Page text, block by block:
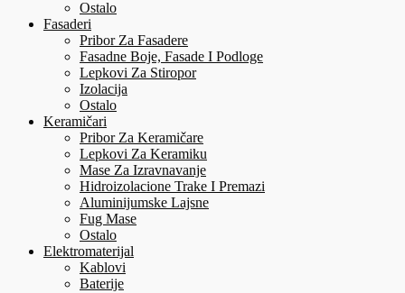
Ostalo
Fasaderi
Pribor Za Fasadere
Fasadne Boje, Fasade I Podloge
Lepkovi Za Stiropor
Izolacija
Ostalo
Keramičari
Pribor Za Keramičare
Lepkovi Za Keramiku
Mase Za Izravnavanje
Hidroizolacione Trake I Premazi
Aluminijumske Lajsne
Fug Mase
Ostalo
Elektromaterijal
Kablovi
Baterije